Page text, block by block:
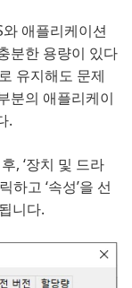
애플리케이션
분한 용량이 있다
유지해도 문제
분의 애플리케이
.
, ‘장치 및 드라
하고 ‘속성’을 선
니다.